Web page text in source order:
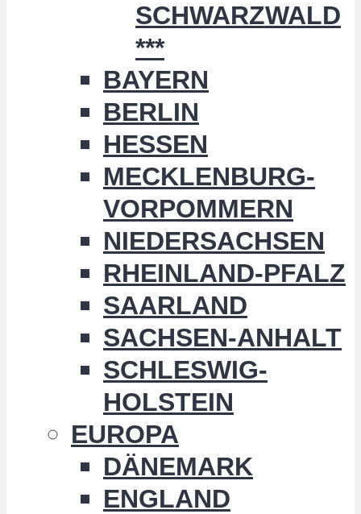
SCHWARZWALD
***
BAYERN
BERLIN
HESSEN
MECKLENBURG-
VORPOMMERN
NIEDERSACHSEN
RHEINLAND-PFALZ
SAARLAND
SACHSEN-ANHALT
SCHLESWIG-
HOLSTEIN
EUROPA
DÄNEMARK
ENGLAND